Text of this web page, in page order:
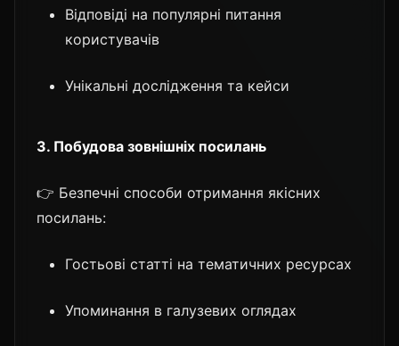
Відповіді на популярні питання
користувачів
Унікальні дослідження та кейси
3. Побудова зовнішніх посилань
👉 Безпечні способи отримання якісних
посилань:
Гостьові статті на тематичних ресурсах
Упоминання в галузевих оглядах